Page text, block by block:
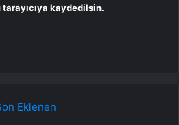
kaydedilsin.
Eklenen